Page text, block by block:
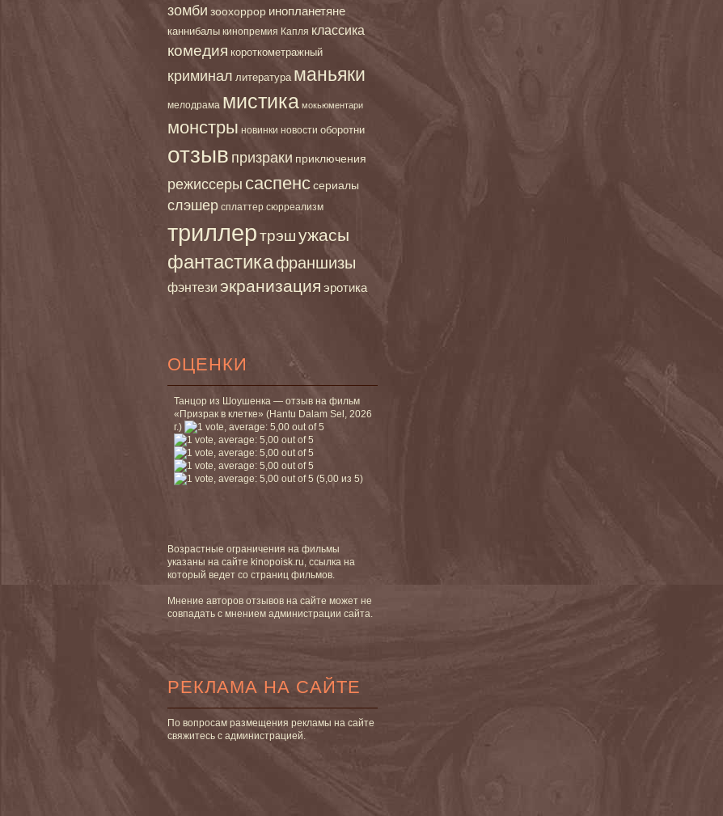
зомби зоохоррор инопланетяне
каннибалы кинопремия Капля классика
комедия короткометражный
криминал литература маньяки
мелодрама мистика мокьюментари
монстры новинки новости оборотни
отзыв призраки приключения
режиссеры саспенссериалы
слэшер сплаттер сюрреализм
триллертрэшужасы
фантастикафраншизы
фэнтези экранизация эротика
ОЦЕНКИ
Танцор из Шоушенка — отзыв на фильм
«Призрак в клетке» (Hantu Dalam Sel, 2026
г.)
(5,00 из 5)
Возрастные ограничения на фильмы
указаны на сайте kinopoisk.ru, ссылка на
который ведет со страниц фильмов.
Мнение авторов отзывов на сайте может не
совпадать с мнением администрации сайта.
РЕКЛАМА НА САЙТЕ
По вопросам размещения рекламы на сайте
свяжитесь с администрацией.